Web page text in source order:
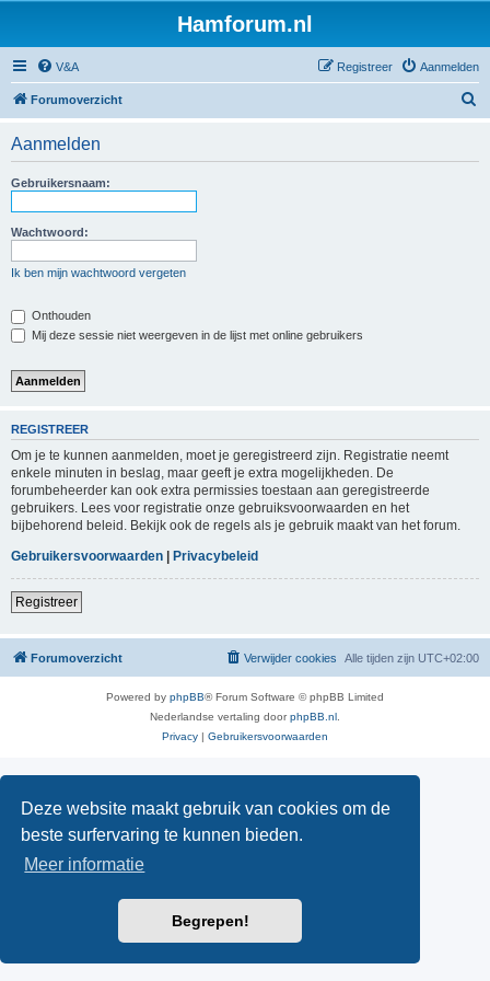
Deze website maakt gebruik van cookies om de
beste surfervaring te kunnen bieden.
Meer informatie
Begrepen!
Hamforum.nl
V&A Aanmelden
Registreer
Forumoverzicht
Aanmelden
Gebruikersnaam:
Wachtwoord:
Ik ben mijn wachtwoord vergeten
Onthouden
Mij deze sessie niet weergeven in de lijst met online gebruikers
REGISTREER
Om je te kunnen aanmelden, moet je geregistreerd zijn. Registratie neemt
enkele minuten in beslag, maar geeft je extra mogelijkheden. De
forumbeheerder kan ook extra permissies toestaan aan geregistreerde
gebruikers. Lees voor registratie onze gebruiksvoorwaarden en het
bijbehorend beleid. Bekijk ook de regels als je gebruik maakt van het forum.
Gebruikersvoorwaarden | Privacybeleid
Registreer
Forumoverzicht Alle tijden zijn UTC+02:00
Verwijder cookies
Powered by phpBB® Forum Software © phpBB Limited
Nederlandse vertaling doorphpBB.nl
Privacy | Gebruikersvoorwaarden